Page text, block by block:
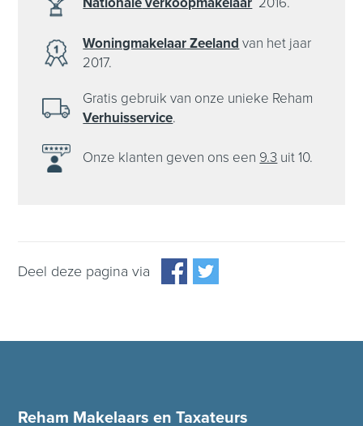
WoningmakelaarZeeland van het jaar
2017.
Gratis gebruik van onze unieke Reham
Verhuisservice.
Onze klanten geven ons een 9.3 uit 10.
Deel deze pagina via
Reham Makelaars en Taxateurs